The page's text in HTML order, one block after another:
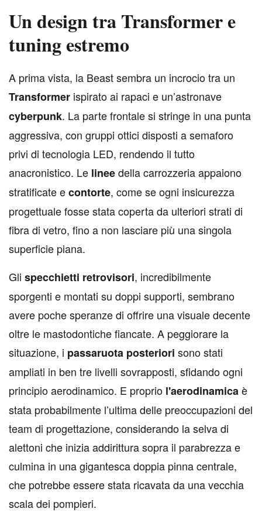
Un design tra Transformer e
tuning estremo
A prima vista, la Beast sembra un incrocio tra un
Transformer ispirato ai rapaci e un’astronave
cyberpunk. La parte frontale si stringe in una punta
aggressiva, con gruppi ottici disposti a semaforo
privi di tecnologia LED, rendendo il tutto
anacronistico. Le lineedella carrozzeria appaiono
stratificate econtorte, come se ogni insicurezza
progettuale fosse stata coperta da ulteriori strati di
fibra di vetro, fino a non lasciare più una singola
superficie piana.
Gli specchietti retrovisori, incredibilmente
sporgenti e montati su doppi supporti, sembrano
avere poche speranze di offrire una visuale decente
oltre le mastodontiche fiancate. A peggiorare la
situazione, i passaruota posteriori sono stati
ampliati in ben tre livelli sovrapposti, sfidando ogni
principio aerodinamico. E proprio l'aerodinamicaè
stata probabilmente l’ultima delle preoccupazioni del
team di progettazione, considerando la selva di
alettoni che inizia addirittura sopra il parabrezza e
culmina in una gigantesca doppia pinna centrale,
che potrebbe essere stata ricavata da una vecchia
scala dei pompieri.